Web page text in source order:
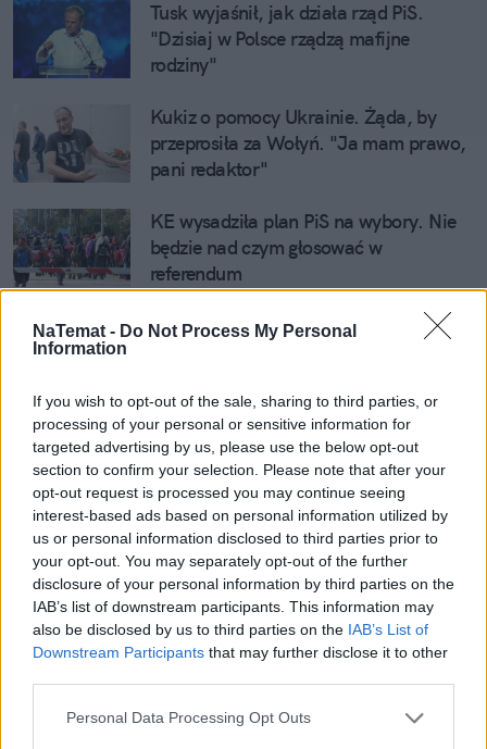
NaTemat - Do Not Process My Personal
Information
If you wish to opt-out of the sale, sharing to third parties, or
processing of your personal or sensitive information for
targeted advertising by us, please use the below opt-out
section to confirm your selection. Please note that after your
opt-out request is processed you may continue seeing
interest-based ads based on personal information utilized by
us or personal information disclosed to third parties prior to
your opt-out. You may separately opt-out of the further
disclosure of your personal information by third parties on the
IAB’s list of downstream participants. This information may
also be disclosed by us to third parties on the IAB’s List of
Downstream Participants that may further disclose it to other
Personal Data Processing Opt Outs
Tusk wyjaśnił, jak działa rząd PiS.
"Dzisiaj w Polsce rządzą mafijne
rodziny"
Kukiz o pomocy Ukrainie. Żąda, by
przeprosiła za Wołyń. "Ja mam prawo,
pani redaktor"
KE wysadziła plan PiS na wybory. Nie
będzie nad czym głosować w
referendum
Jest decyzja ws. daty referendum.
Nie przegap żadnej ważnej wiadomości i
obserwuj nas w Google News!
Więcej:
Prawo i Sprawiedliwość Jarosław Kaczyński
Donald Tusk Referendum Wybory 2023